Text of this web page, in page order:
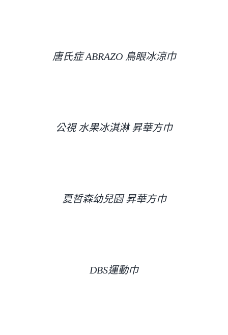
唐氏症 ABRAZO 鳥眼冰涼巾
公視 水果冰淇淋 昇華方巾
夏哲森幼兒園 昇華方巾
DBS運動巾